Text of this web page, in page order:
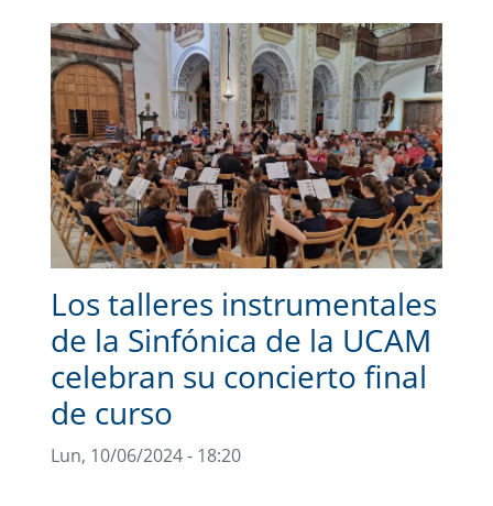
Los talleres instrumentales
de la Sinfónica de la UCAM
celebran su concierto final
de curso
Lun, 10/06/2024 - 18:20